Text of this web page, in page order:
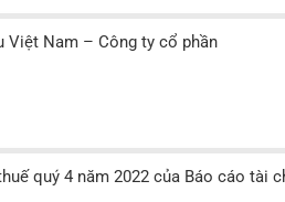
Việt Nam – Công ty cổ phần
quý 4 năm 2022 của Báo cáo tài